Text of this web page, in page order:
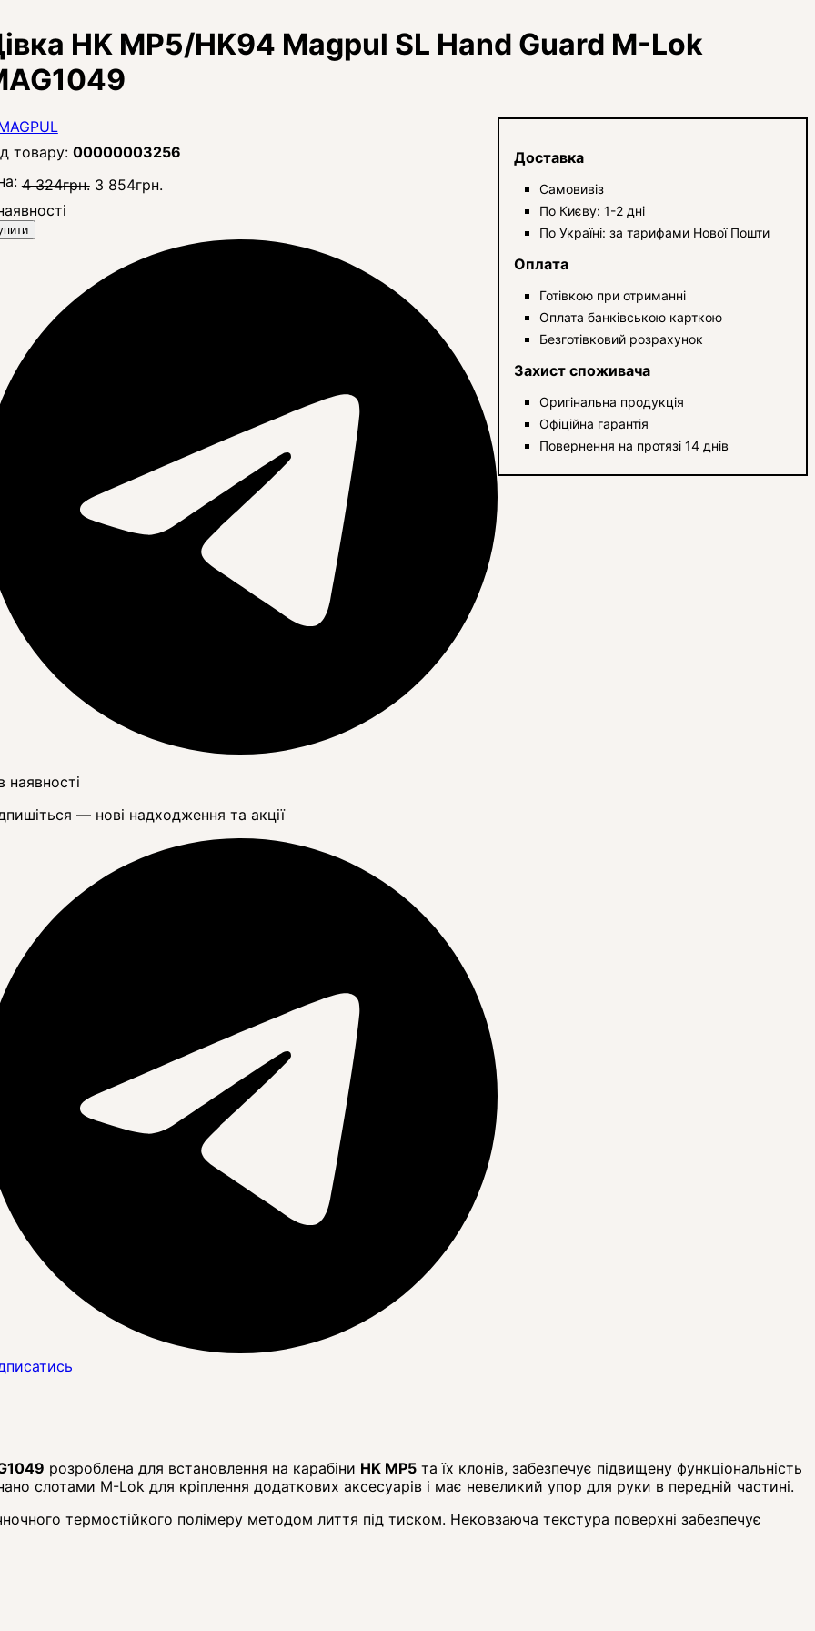
HK MP5/HK94 Magpul SL Hand Guard M-Lok
00000003256
4 324грн. 3 854грн.
наявності
— нові надходження та акції
Доставка
Самовивіз
По Києву: 1-2 дні
По Україні: за тарифами Нової Пошти
Оплата
Готівкою при отриманні
Оплата банківською карткою
Безготівковий розрахунок
Захист споживача
Оригінальна продукція
Офіційна гарантія
Повернення на протязі 14 днів
розроблена для встановлення на карабіни HK MP5 та їх клонів, забезпечує підвищену функціональність
слотами M-Lok для кріплення додаткових аксесуарів і має невеликий упор для руки в передній частині.
термостійкого полімеру методом лиття під тиском. Нековзаюча текстура поверхні забезпечує